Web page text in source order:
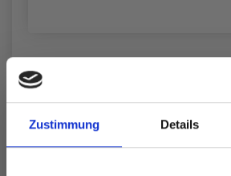
Zustimmung Details
256-12 Boho
DROPS Design
DROPS 256-12